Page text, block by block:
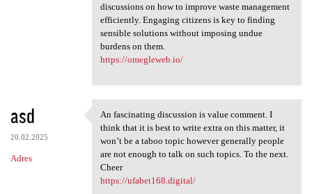
discussions on how to improve waste management
efficiently. Engaging citizens is key to finding
sensible solutions without imposing undue
burdens on them.
https://omegleweb.io/
asd
20.02.2025
Adres
An fascinating discussion is
An fascinating discussion is value comment. I
think that it is best to write extra on this matter, it
won’t be a taboo topic however generally people
are not enough to talk on such topics. To the next.
Cheer
https://ufabet168.digital/